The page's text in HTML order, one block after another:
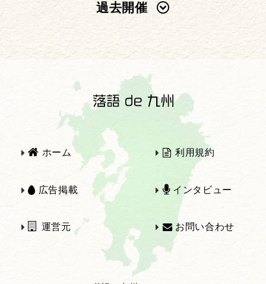
過去開催
2022年
2021年 2020年
2019年 2018年
2017年 2016年
ホーム 利用規約
広告掲載 インタビュー
運営元 お問い合わせ